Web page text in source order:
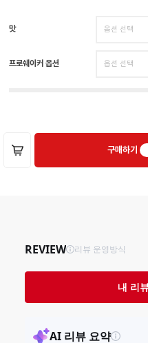
맛
프로쉐이커 옵션
구매하기